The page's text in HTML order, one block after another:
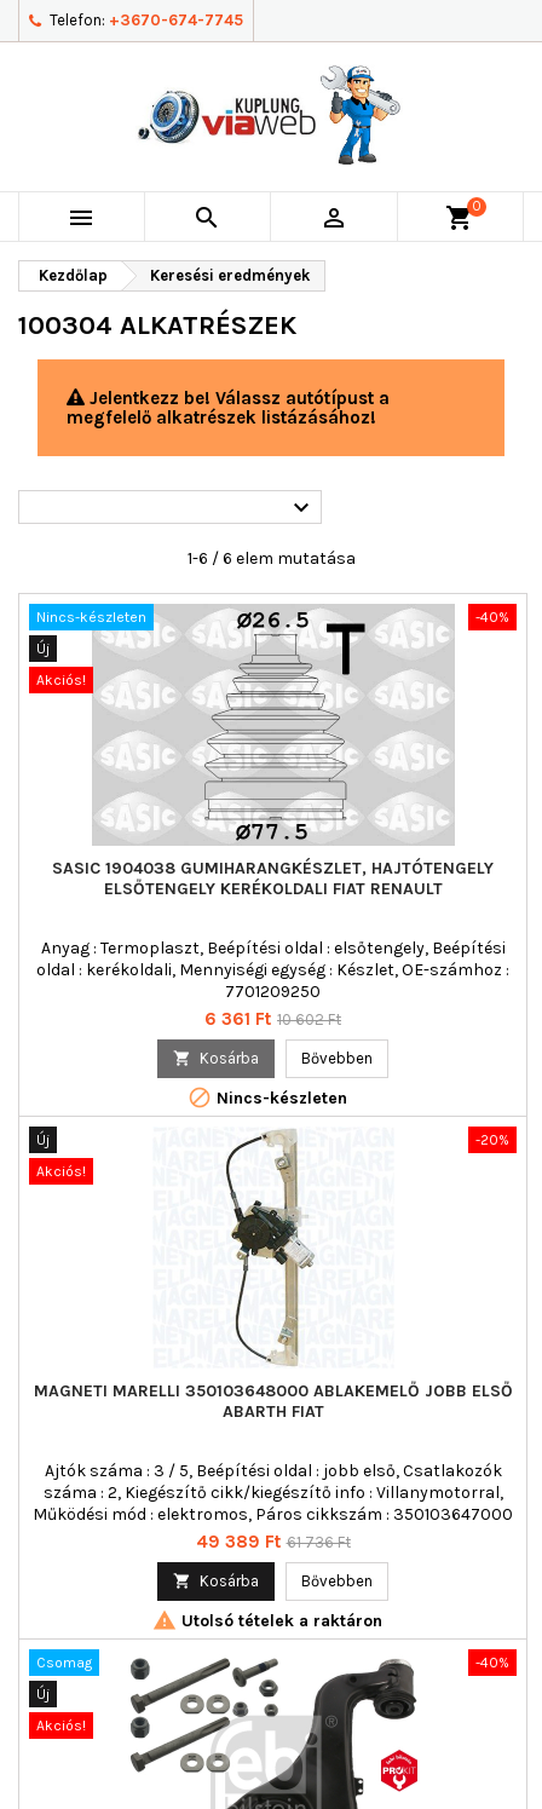
Telefon: +3670-674-7745
   shopping_cart0
Kezdőlap Keresési eredmények
100304 ALKATRÉSZEK
Jelentkezz be! Válassz autótípust a
megfelelő alkatrészek listázásához!

1-6 / 6 elem mutatása
-40%
Nincs-készleten
Új
Akciós!
SASIC 1904038 GUMIHARANGKÉSZLET, HAJTÓTENGELY
ELSŐTENGELY KERÉKOLDALI FIAT RENAULT
Anyag : Termoplaszt, Beépítési oldal : elsőtengely, Beépítési
oldal : kerékoldali, Mennyiségi egység : Készlet, OE-számhoz :
7701209250
Ár
6 361 Ft Normál
10 602 Ft
 Kosárba Bővebben
 Nincs-készleten
-20%
Új
Akciós!
MAGNETI MARELLI 350103648000 ABLAKEMELŐ JOBB ELSŐ
ABARTH FIAT
Ajtók száma : 3 / 5, Beépítési oldal : jobb első, Csatlakozók
száma : 2, Kiegészítő cikk/kiegészítő info : Villanymotorral,
Működési mód : elektromos, Páros cikkszám : 350103647000
Ár
49 389 Ft Normál
61 736 Ft
 Kosárba Bővebben
 Utolsó tételek a raktáron
-40%
Csomag
Új
Akciós!